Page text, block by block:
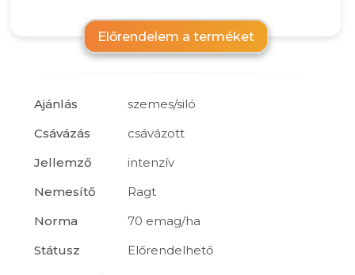
Előrendelem a terméket
Ajánlás
szemes/siló
Csávázás
csávázott
Jellemző
intenzív
Nemesítő
Ragt
Norma
70 emag/ha
Státusz
Előrendelhető